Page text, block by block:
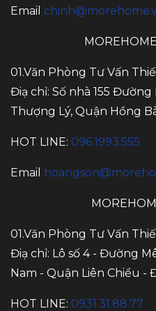
Email
01.Văn Phòng Tư Vấn
Điạ chỉ: Số nhà 155
Thượng Lý, Quận Hồng
HOT LINE: 096.1993.555
Email
01.Văn Phòng Tư Vấn
Điạ chỉ: Lô số 4 - Đường
Nam - Quận Liên Chiểu -
HOT LINE: 0931.31.88.77